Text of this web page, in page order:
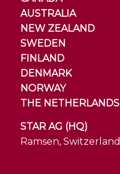
AUSTRALIA
NEW ZEALAND
SWEDEN
FINLAND
DENMARK
NORWAY
THE NETHERLANDS
STAR AG (HQ)
Ramsen, Switzerland